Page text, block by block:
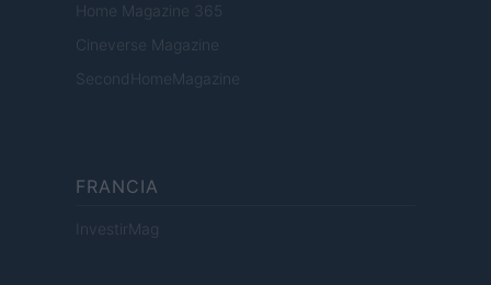
Home Magazine 365
Cineverse Magazine
SecondHomeMagazine
FRANCIA
InvestirMag